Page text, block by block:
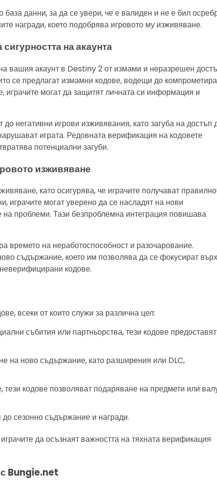
данни, за да се увери, че е валиден и не е бил
награди, което подобрява игровото му изживяване.
на акаунта
вашия акаунт в Destiny 2 от измами и неразрешен
се предлагат измамни кодове, водещи до
играчите могат да защитят личната си информация и
негативни игрови изживявания, като загуба на достъп
играта. Редовната верификация на кодовете
потенциални загуби.
изживяване
като осигурява, че играчите получават
играчите могат уверено да се насладят на нови
проблеми. Тази безпроблемна интеграция повишава
времето на неработоспособност и разочарование.
съдържание, което им позволява да се фокусират
кодове.
всеки от които служи за различна цел:
събития или партньорства, тези кодове предоставят
на ново съдържание, като разширения или DLC,
тези кодове позволяват подаряване на предмети или
сезонно съдържание и награди.
да осъзнаят важността на тяхната верификация
Bungie.net